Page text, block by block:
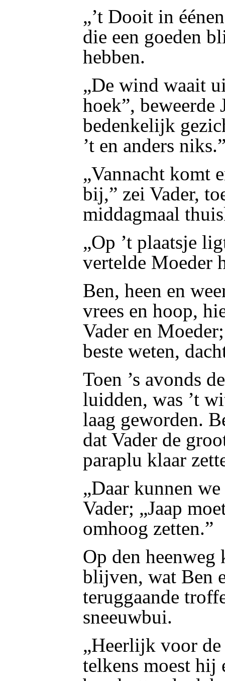
„’t Dooit in
die een goeden
hebben.
„De wind waait
hoek”, beweerde
bedenkelijk
’t en anders
„Vannacht komt
bij,” zei Vader,
middagmaal
„Op ’t plaatsje
vertelde Moeder
Ben, heen en
vrees en hoop,
Vader en
beste weten,
Toen ’s avonds
luidden, was ’t
laag geworden.
dat Vader de
paraplu klaar
„Daar kunnen
Vader; „Jaap
omhoog zetten.”
Op den
blijven, wat Ben
teruggaande
sneeuwbui.
„Heerlijk voor de
telkens moest hij